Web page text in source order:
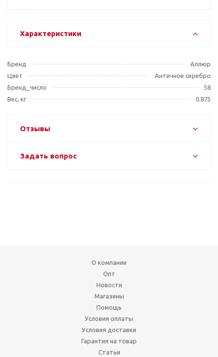
Характеристики
Бренд
Аллюр
Цвет
Античное серебро
Бренд_число
58
Вес, кг
0.875
Отзывы
Задать вопрос
О компании
Опт
Новости
Магазины
Помощь
Условия оплаты
Условия доставки
Гарантия на товар
Статьи